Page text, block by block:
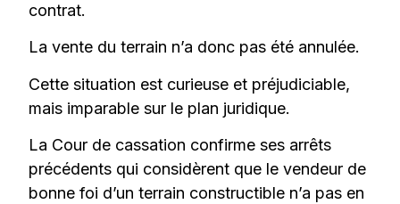
contrat.
La vente du terrain n’a donc pas été annulée.
Cette situation est curieuse et préjudiciable,
mais imparable sur le plan juridique.
La Cour de cassation confirme ses arrêts
précédents qui considèrent que le vendeur de
bonne foi d’un terrain constructible n’a pas en